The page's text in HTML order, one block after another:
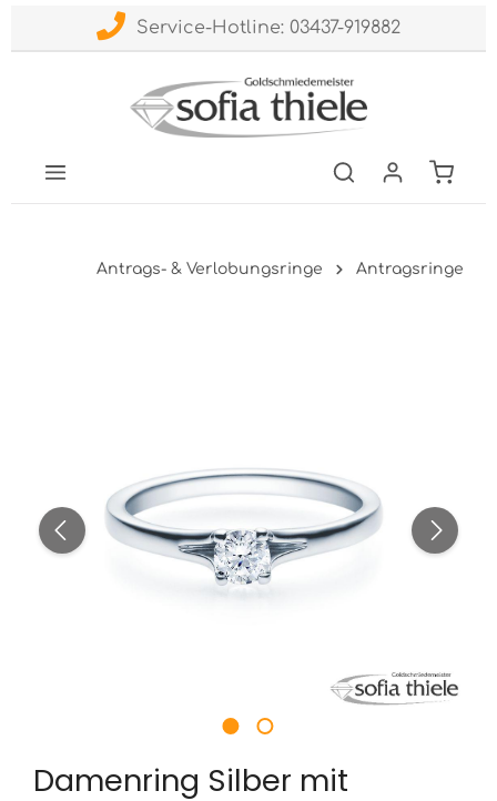
Service-Hotline: 03437-919882
Antrags- & Verlobungsringe Antragsringe
Damenring Silber mit